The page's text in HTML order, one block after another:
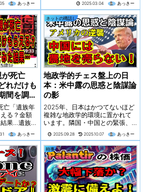
句、結局…
スパに落
から揚弁
！「魔法
う）」
肉に振り
から揚弁
ッツリい
を入れた
常になく
くて美味し
お弁当屋
とこんな
りません
場所、私
ほっか
に、いつ
と』にな
っと』と
て、名前
も、なん
ュアルま
体どういう
あっきー
止した理由と、その裏にある戦
略について深掘りしていきま
す！
2025.03.04 あっきー
が死亡
れだけも
間を調べ
亡「遺族年
る？金額
果…遺族年
礎年金」
会社員や
、加えて
け取れる
あっきー
ネットの噂話し
地政学的チェス盤上の日
本：米中露の思惑と陰謀論
の影
2025年、日本はかつてないほど
複雑な地政学的環境に置かれて
います。隣国・中国との緊張、
北方で虎視眈々と機会をうかが
うロシア。この四カ国が織りな
す外交ゲームの盤上で、日本は
どのように立ち回り、自国の利
益を確保して...
2025.09.28 2025.10.07 あっきー
時事